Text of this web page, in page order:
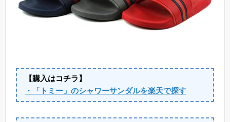
【購入はコチラ】
・「トミー」のシャワーサンダルを楽天で探す